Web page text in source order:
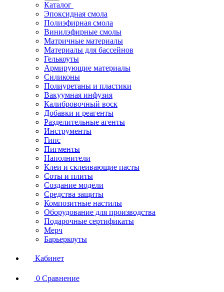
Каталог
Эпоксидная смола
Полиэфирная смола
Винилэфирные смолы
Матричные материалы
Материалы для бассейнов
Гелькоуты
Армирующие материалы
Силиконы
Полиуретаны и пластики
Вакуумная инфузия
Калибровочный воск
Добавки и реагенты
Разделительные агенты
Инструменты
Гипс
Пигменты
Наполнители
Клеи и склеивающие пасты
Соты и плиты
Создание модели
Средства защиты
Композитные настилы
Оборудование для производства
Подарочные сертификаты
Мерч
Барьеркоуты
Кабинет
0 Сравнение